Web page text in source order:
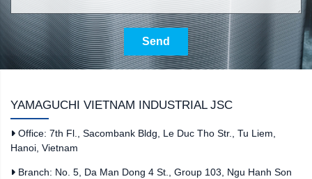
Send
YAMAGUCHI VIETNAM INDUSTRIAL JSC
Office: 7th Fl., Sacombank Bldg, Le Duc Tho Str., Tu Liem,
Hanoi, Vietnam
Branch: No. 5, Da Man Dong 4 St., Group 103, Ngu Hanh Son